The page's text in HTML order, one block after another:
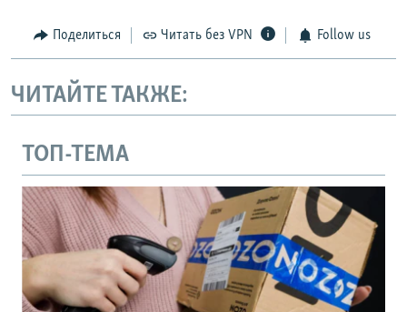
Поделиться Читать без VPN Follow us
ЧИТАЙТЕ ТАКЖЕ:
ТОП-ТЕМА